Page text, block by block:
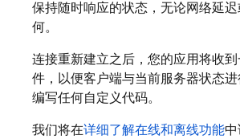
保持随时响应的状态，无论网络延
何。
连接重新建立之后，您的应用将收
件，以便客户端与当前服务器状态
编写任何自定义代码。
我们将在详细了解在线和离线功能